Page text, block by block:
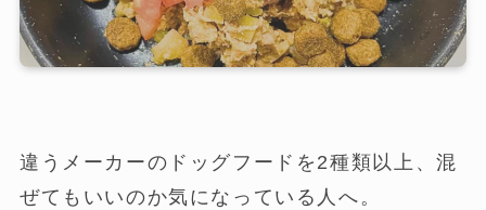
違うメーカーのドッグフードを2種類以上、混
ぜてもいいのか気になっている人へ。